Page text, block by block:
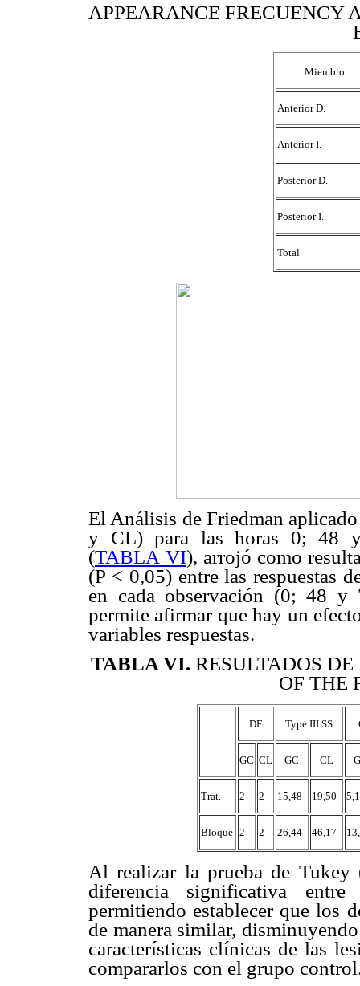
APPEARANCE FRECUENCY
Miembro
Anterior D.
Anterior I.
Posterior D.
Posterior I.
Total
El Análisis de Friedman
y CL) para las horas 0; 48
(TABLA VI), arrojó como
(P < 0,05) entre las respuestas
en cada observación (0; 48 y
permite afirmar que hay un
variables respuestas.
TABLA VI. RESULTADOS
OF THE
DF Type III SS
GC CL GC CL
Trat. 2 2 15,48 19,50
Bloque 2 2 26,44 46,17
Al realizar la prueba de Tukey
diferencia significativa
permitiendo establecer que los
de manera similar,
características clínicas de las
compararlos con el grupo